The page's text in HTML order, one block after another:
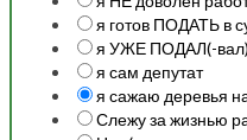
я готов ПОДАТЬ в
я УЖЕ ПОДАЛ(-вал)
я сам депутат
я сажаю деревья
Слежу за жизнью